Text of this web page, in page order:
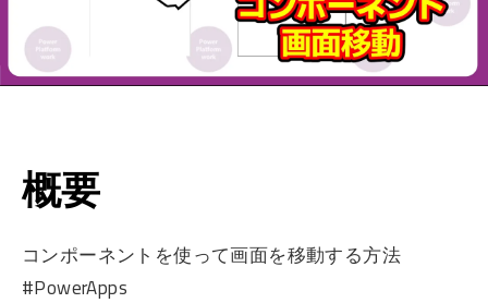
概要
コンポーネントを使って画面を移動する方法
#PowerApps